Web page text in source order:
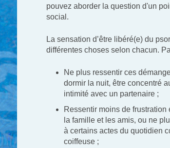
pouvez aborder la question d'un
social.
La sensation d’être libéré(e) du
différentes choses selon chacun.
Ne plus ressentir ces
dormir la nuit, être concentré
intimité avec un partenaire ;
Ressentir moins de
la famille et les amis, ou ne
à certains actes du quotidien
coiffeuse ;